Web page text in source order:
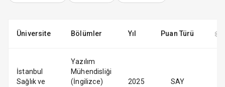
Üniversite Bölümler Yıl Puan Türü
İstanbul
Sağlık ve
Yazılım
Mühendisliği
(İngilizce)
2025
SAY